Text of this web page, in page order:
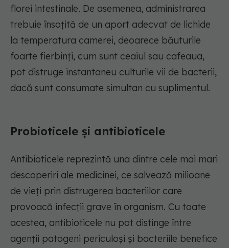
florei intestinale. De asemenea, administrarea
trebuie însoțită de un aport adecvat de lichide
la temperatura camerei, deoarece băuturile
foarte fierbinți, cum sunt ceaiul sau cafeaua,
pot distruge instantaneu culturile vii de bacterii,
dacă sunt consumate simultan cu suplimentul.
Probioticele și antibioticele
Antibioticele reprezintă una dintre cele mai mari
descoperiri ale medicinei, ce salvează milioane
de vieți prin distrugerea bacteriilor care
provoacă infecții grave în organism. Cu toate
acestea, antibioticele nu pot distinge între
agenții patogeni periculoși și bacteriile benefice